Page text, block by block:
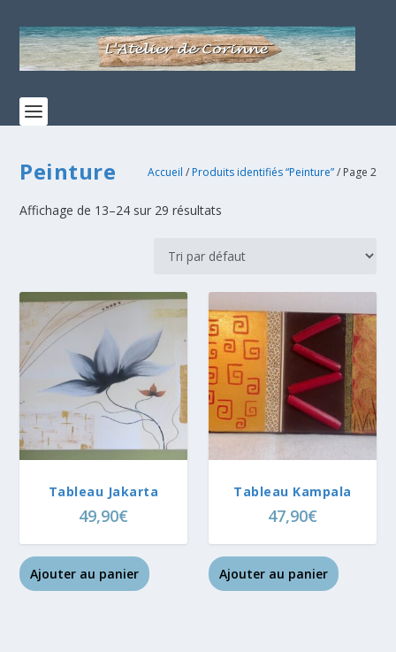
Peinture Accueil / Produits identifiés “Peinture”/ Page 2
Affichage de 13–24 sur 29 résultats
Tableau Jakarta
49,90€
Ajouter au panier
Tableau Kampala
47,90€
Ajouter au panier